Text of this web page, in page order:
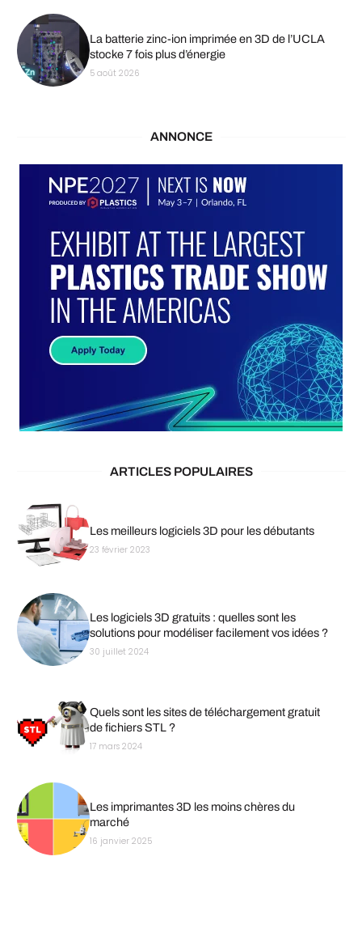
La batterie zinc-ion imprimée en 3D de l’UCLA
stocke 7 fois plus d’énergie
5 août 2026
ANNONCE
ARTICLES POPULAIRES
Les meilleurs logiciels 3D pour les débutants
23 février 2023
Les logiciels 3D gratuits : quelles sont les
solutions pour modéliser facilement vos idées ?
30 juillet 2024
Quels sont les sites de téléchargement gratuit
de fichiers STL ?
17 mars 2024
Les imprimantes 3D les moins chères du
marché
16 janvier 2025